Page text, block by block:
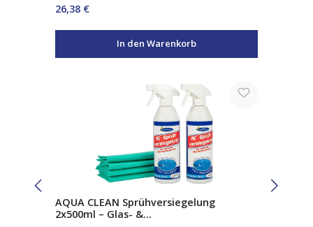
Regulärer Preis:
26,38 €
In den Warenkorb
AQUA CLEAN Sprühversiegelung
2x500ml – Glas- &